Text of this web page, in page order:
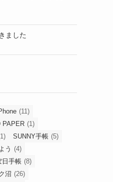
ました
(11)
PAPER (1)
SUNNY手帳 (5)
う (4)
日手帳 (8)
沼 (26)